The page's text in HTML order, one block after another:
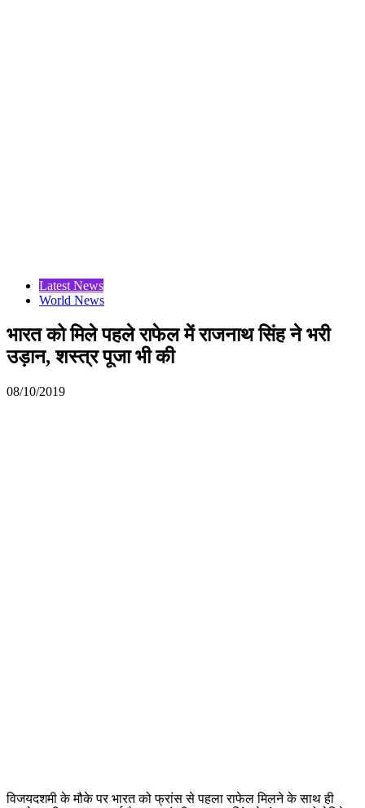
Latest News
World News
भारत को मिले पहले राफेल में राजनाथ सिंह ने भरी
उड़ान, शस्त्र पूजा भी की
08/10/2019
विजयदशमी के मौके पर भारत को फ्रांस से पहला राफेल मिलने के साथ ही